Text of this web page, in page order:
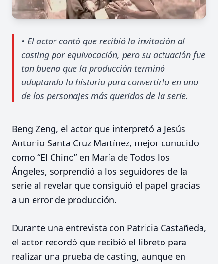
• El actor contó que recibió la invitación al
casting por equivocación, pero su actuación fue
tan buena que la producción terminó
adaptando la historia para convertirlo en uno
de los personajes más queridos de la serie.
Beng Zeng, el actor que interpretó a Jesús
Antonio Santa Cruz Martínez, mejor conocido
como “El Chino” en María de Todos los
Ángeles, sorprendió a los seguidores de la
serie al revelar que consiguió el papel gracias
a un error de producción.
Durante una entrevista con Patricia Castañeda,
el actor recordó que recibió el libreto para
realizar una prueba de casting, aunque en